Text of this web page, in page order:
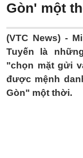
Gòn' một
(VTC News) -
Tuyến là
"chọn mặt gửi
được mệnh
Gòn" một thời.